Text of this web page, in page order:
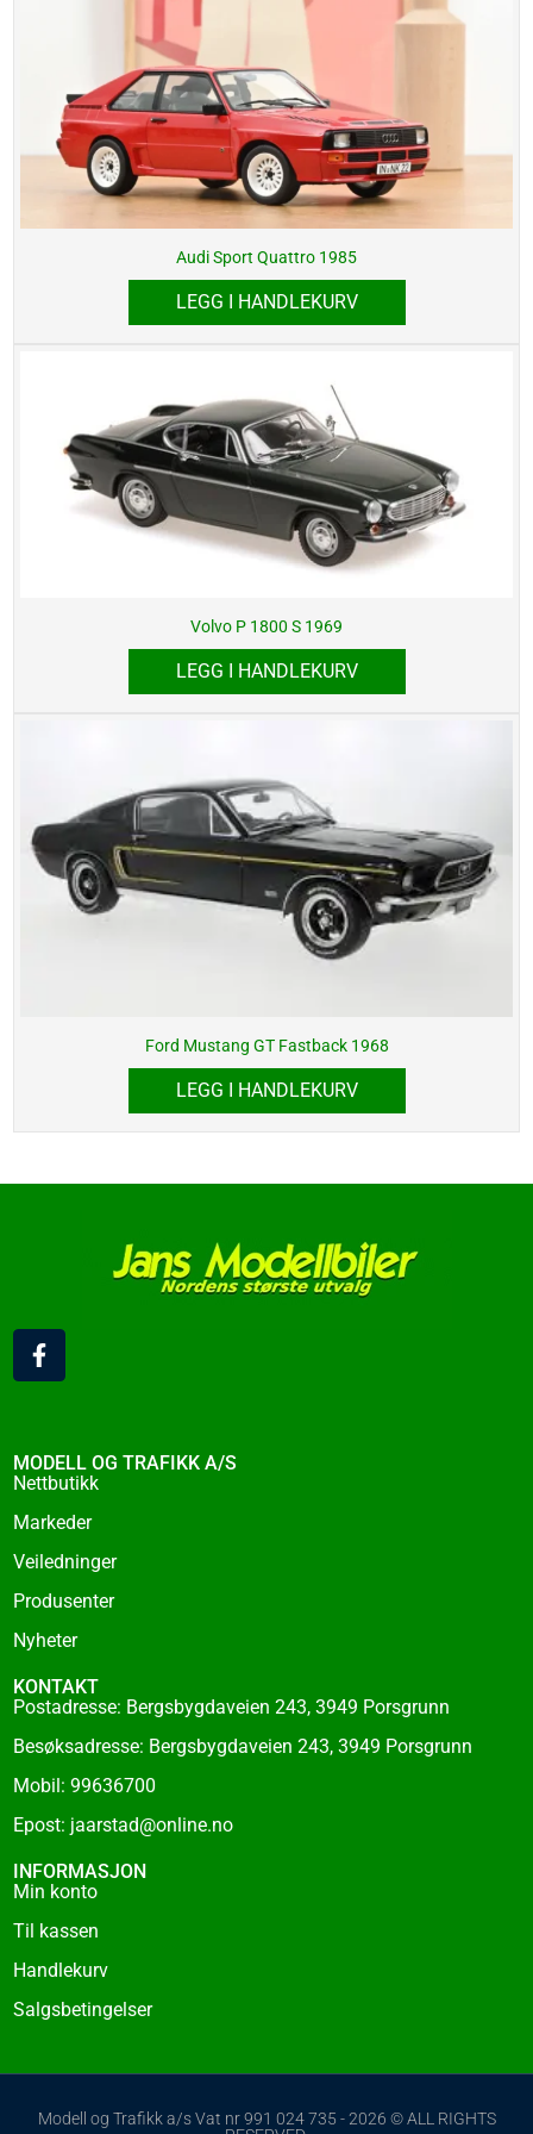
Audi Sport Quattro 1985
LEGG I HANDLEKURV
Volvo P 1800 S 1969
LEGG I HANDLEKURV
Ford Mustang GT Fastback 1968
LEGG I HANDLEKURV
F
a
c
o
o
-
f
MODELL OG TRAFIKK A/S
Nettbutikk
Markeder
Veiledninger
Produsenter
Nyheter
KONTAKT
Postadresse: Bergsbygdaveien 243, 3949 Porsgrunn
Besøksadresse: Bergsbygdaveien 243, 3949 Porsgrunn
Mobil: 99636700
Epost: jaarstad@online.no
INFORMASJON
Min konto
Til kassen
Handlekurv
Salgsbetingelser
Modell og Trafikk a/s Vat nr 991 024 735 - 2026 © ALL RIGHTS